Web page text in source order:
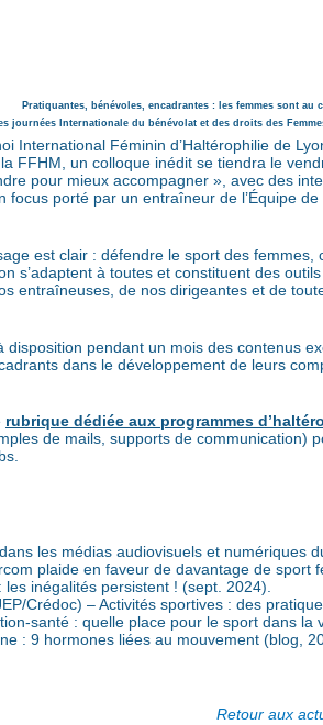
Pratiquantes, bénévoles, encadrantes : les femmes sont au
journées Internationale du bénévolat et des droits des
International Féminin d’Haltérophilie de
FFHM, un colloque inédit se tiendra le
pour mieux accompagner », avec des
focus porté par un entraîneur de l’Équipe
est clair : défendre le sport des femmes,
s’adaptent à toutes et constituent des
entraîneuses, de nos dirigeantes et de
pendant un mois des contenus
dans le développement de leurs
rubrique dédiée aux programmes
de mails, supports de communication)
les médias audiovisuels et numériques
plaide en faveur de davantage de sport
inégalités persistent ! (sept. 2024).
Crédoc) – Activités sportives : des
santé : quelle place pour le sport dans la
: 9 hormones liées au mouvement (blog,
Retour aux